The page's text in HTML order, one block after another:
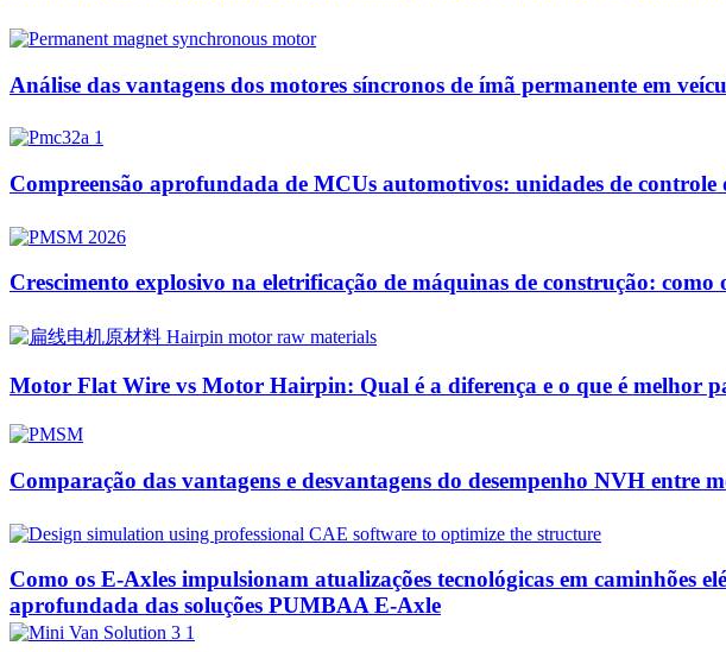
Análise das vantagens dos motores síncronos de ímã permanente em
Compreensão aprofundada de MCUs automotivos: unidades de controle
Crescimento explosivo na eletrificação de máquinas de construção: como
Motor Flat Wire vs Motor Hairpin: Qual é a diferença e o que é melhor
Comparação das vantagens e desvantagens do desempenho NVH entre
Como os E-Axles impulsionam atualizações tecnológicas em caminhões
aprofundada das soluções PUMBAA E-Axle